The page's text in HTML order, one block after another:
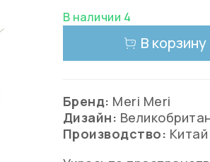
В наличии 4
В корзину
Бренд: Meri Meri
Дизайн:
Производство: Китай